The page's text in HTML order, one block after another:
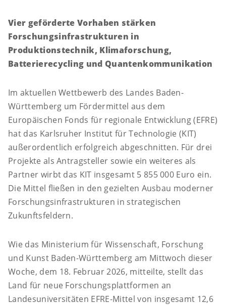
Vier geförderte Vorhaben stärken
Forschungsinfrastrukturen in
Produktionstechnik, Klimaforschung,
Batterierecycling und Quantenkommunikation
Im aktuellen Wettbewerb des Landes Baden-
Württemberg um Fördermittel aus dem
Europäischen Fonds für regionale Entwicklung (EFRE)
hat das Karlsruher Institut für Technologie (KIT)
außerordentlich erfolgreich abgeschnitten. Für drei
Projekte als Antragsteller sowie ein weiteres als
Partner wirbt das KIT insgesamt 5 855 000 Euro ein.
Die Mittel fließen in den gezielten Ausbau moderner
Forschungsinfrastrukturen in strategischen
Zukunftsfeldern.
Wie das Ministerium für Wissenschaft, Forschung
und Kunst Baden-Württemberg am Mittwoch dieser
Woche, dem 18. Februar 2026, mitteilte, stellt das
Land für neue Forschungsplattformen an
Landesuniversitäten EFRE-Mittel von insgesamt 12,6